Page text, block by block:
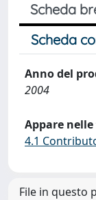
Scheda
Scheda
Anno del
2004
Appare
4.1
File in questo